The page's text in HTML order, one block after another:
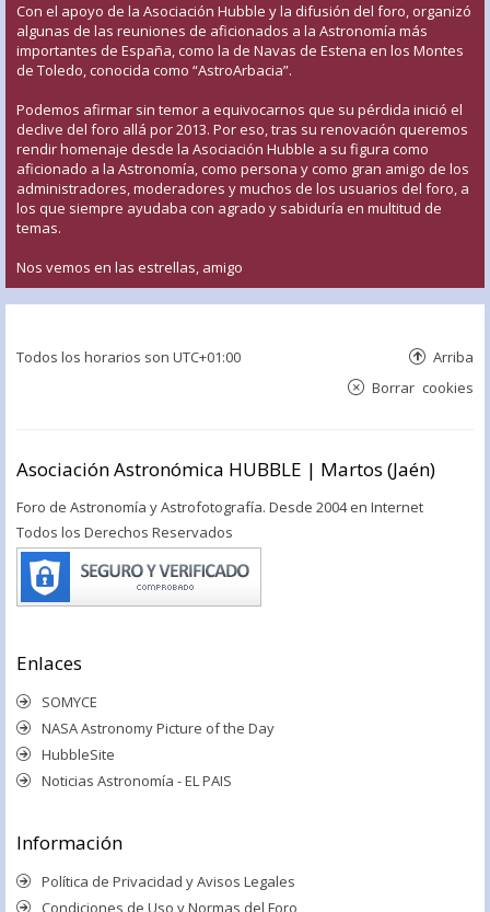
Con el apoyo de la Asociación Hubble y la difusión del foro, organizó
algunas de las reuniones de aficionados a la Astronomía más
importantes de España, como la de Navas de Estena en los Montes
de Toledo, conocida como “AstroArbacia”.
Podemos afirmar sin temor a equivocarnos que su pérdida inició el
declive del foro allá por 2013. Por eso, tras su renovación queremos
rendir homenaje desde la Asociación Hubble a su figura como
aficionado a la Astronomía, como persona y como gran amigo de los
administradores, moderadores y muchos de los usuarios del foro, a
los que siempre ayudaba con agrado y sabiduría en multitud de
temas.
Nos vemos en las estrellas, amigo
Todos los horarios son UTC+01:00 Arriba
Borrar cookies
Asociación Astronómica HUBBLE | Martos (Jaén)
Foro de Astronomía y Astrofotografía. Desde 2004 en Internet
Todos los Derechos Reservados
Enlaces
SOMYCE
NASA Astronomy Picture of the Day
HubbleSite
Noticias Astronomía - EL PAIS
Información
Política de Privacidad y Avisos Legales
Condiciones de Uso y Normas del Foro